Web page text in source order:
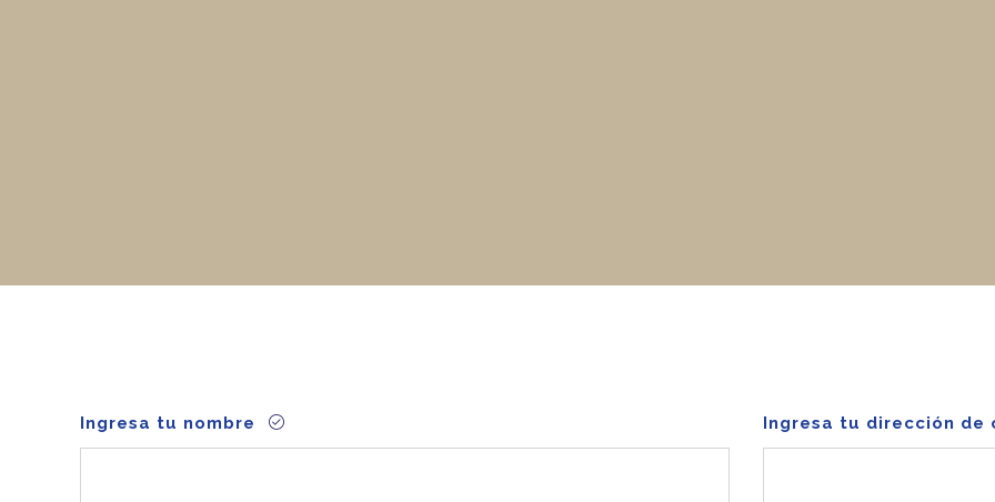
Ingresa tu nombre Ingresa tu dirección